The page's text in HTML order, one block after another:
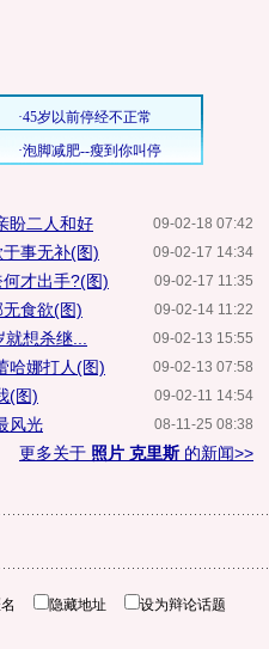
09-02-18 07:42
盼二人和好
09-02-17 14:34
事无补(图)
09-02-17 11:35
才出手?(图)
09-02-14 11:22
食欲(图)
09-02-13 15:55
想杀继...
09-02-13 07:58
哈娜打人(图)
09-02-11 14:54
(图)
08-11-25 08:38
风光
更多关于 照片 克里斯的新闻>>
名 隐藏地址 设为辩论话题